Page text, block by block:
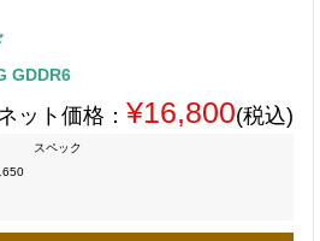
GDDR6
ット価格： ¥16,800(税込)
スペック